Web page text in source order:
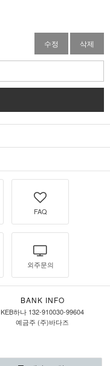
수정 삭제
FAQ
외주문의
BANK INFO
KEB하나 132-910030-99604
예금주 (주)바다즈